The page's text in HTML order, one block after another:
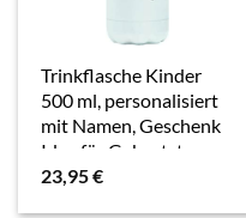
Trinkflasche Kinder
500 ml, personalisiert
mit Namen, Geschenk
Idee für Geburtstag
Weihnachten,
23,95€